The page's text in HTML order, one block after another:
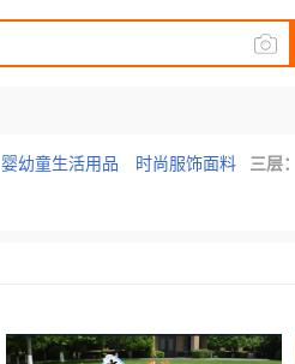
婴幼童生活用品 时尚服饰面料 三层：